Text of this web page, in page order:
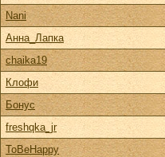
Nani
Анна_Лапка
chaika19
Клофи
Бонус
freshqka_jr
ToBeHappy